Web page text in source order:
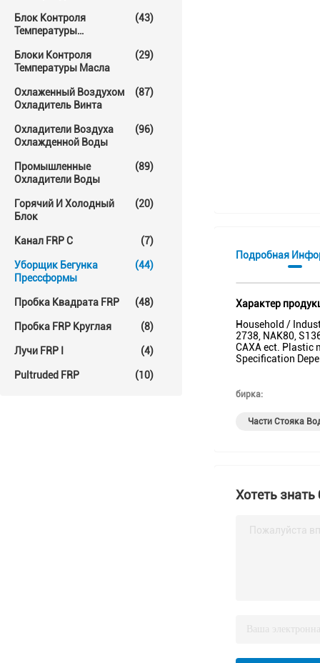
Блок Контроля
Температуры
(43)
Блоки Контроля
Температуры Масла
(29)
Охлаженный Воздухом
Охладитель Винта
(87)
Охладители Воздуха
Охлажденной Воды
(96)
Промышленные
Охладители Воды
(89)
Горячий И Холодный
Блок
(20)
Канал FRP C (7)
Уборщик Бегунка
Прессформы
(44)
Пробка Квадрата FRP (48)
Пробка FRP Круглая (8)
Лучи FRP I (4)
Pultruded FRP (10)
Подробная
Характер
Household /
2738, NAK80,
CAXA ect. Plastic
Specification
бирка:
Части Стояка
Хотеть
Пожалуйста